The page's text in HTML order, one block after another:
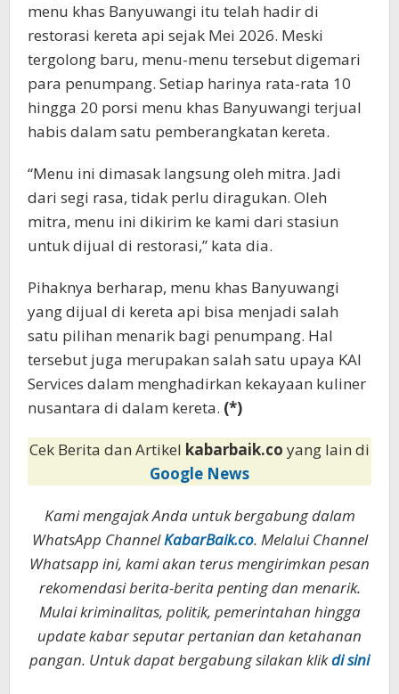
menu khas Banyuwangi itu telah hadir di
restorasi kereta api sejak Mei 2026. Meski
tergolong baru, menu-menu tersebut digemari
para penumpang. Setiap harinya rata-rata 10
hingga 20 porsi menu khas Banyuwangi terjual
habis dalam satu pemberangkatan kereta.
“Menu ini dimasak langsung oleh mitra. Jadi
dari segi rasa, tidak perlu diragukan. Oleh
mitra, menu ini dikirim ke kami dari stasiun
untuk dijual di restorasi,” kata dia.
Pihaknya berharap, menu khas Banyuwangi
yang dijual di kereta api bisa menjadi salah
satu pilihan menarik bagi penumpang. Hal
tersebut juga merupakan salah satu upaya KAI
Services dalam menghadirkan kekayaan kuliner
nusantara di dalam kereta. (*)
Cek Berita dan Artikel kabarbaik.co yang lain di
Google News
Kami mengajak Anda untuk bergabung dalam
WhatsApp ChannelKabarBaik.co. Melalui Channel
Whatsapp ini, kami akan terus mengirimkan pesan
rekomendasi berita-berita penting dan menarik.
Mulai kriminalitas, politik, pemerintahan hingga
update kabar seputar pertanian dan ketahanan
pangan. Untuk dapat bergabung silakan klikdi sini